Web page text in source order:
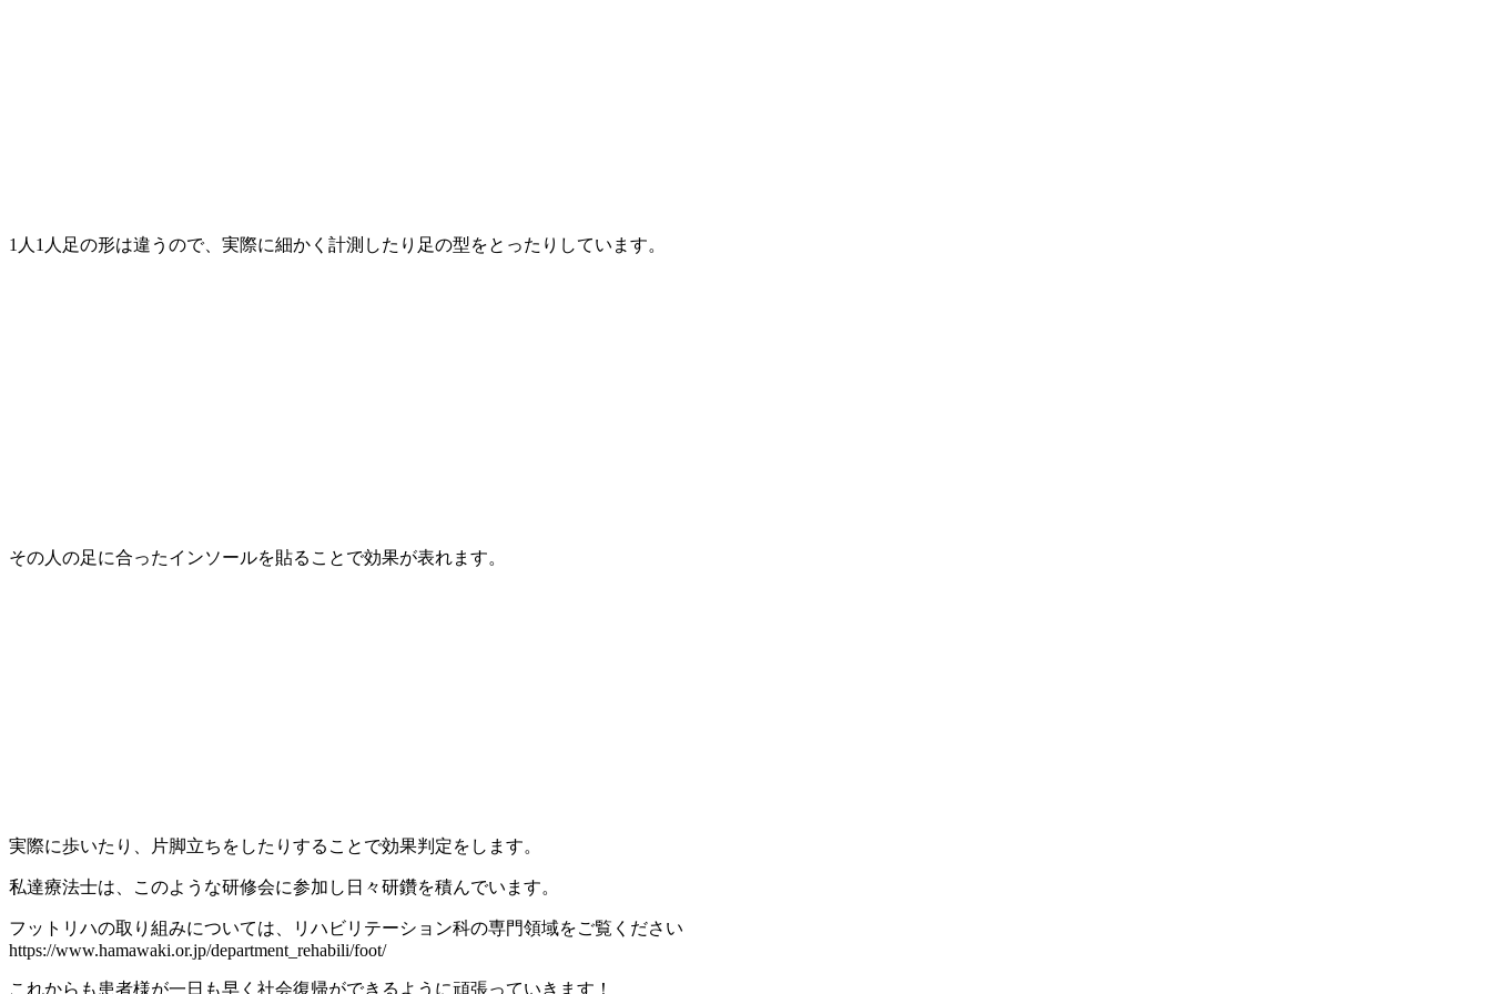
1人1人足の形は違うので、実際に細かく計測したり足の型をとったりしています。
その人の足に合ったインソールを貼ることで効果が表れます。
実際に歩いたり、片脚立ちをしたりすることで効果判定をします。
私達療法士は、このような研修会に参加し日々研鑽を積んでいます。
フットリハの取り組みについては、リハビリテーション科の専門領域をご覧ください
https://www.hamawaki.or.jp/department_rehabili/foot/
これからも患者様が一日も早く社会復帰ができるように頑張っていきます！